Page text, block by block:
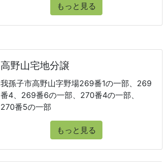
もっと見る
高野山宅地分譲
我孫子市高野山字野場269番1の一部、269
番4、269番6の一部、270番4の一部、
270番5の一部
もっと見る